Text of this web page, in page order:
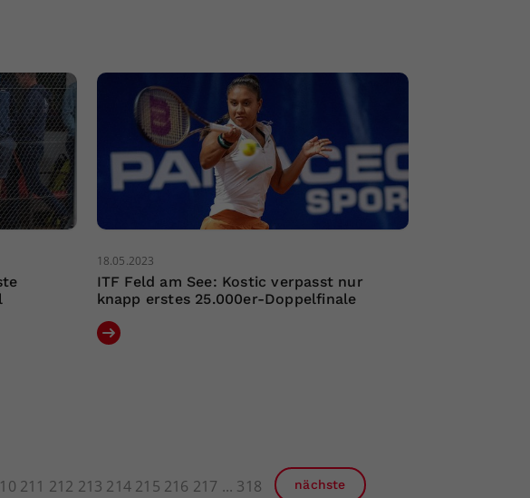
18.05.2023
ITF Feld am See: Kostic verpasst nur
knapp erstes 25.000er-Doppelfinale
211 212 213 214 215 216 217 318 nächste